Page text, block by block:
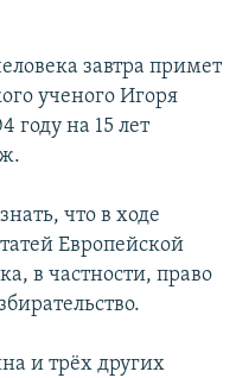
завтра примет
ученого Игоря
году на 15 лет
что в ходе
Европейской
в частности, право
и трёх других